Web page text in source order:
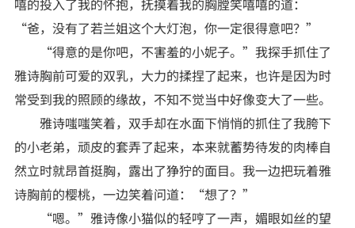
“爸，没有了若兰姐这个大灯泡，你一定很得意吧？”
“得意的是你吧，不害羞的小妮子。”我探手抓住了
雅诗胸前可爱的双乳，大力的揉捏了起来，也许是因为时
常受到我的照顾的缘故，不知不觉当中好像变大了一些。
雅诗嗤嗤笑着，双手却在水面下悄悄的抓住了我胯下
的小老弟，顽皮的套弄了起来，本来就蓄势待发的肉棒自
然立时就昂首挺胸，露出了狰狞的面目。我一边把玩着雅
诗胸前的樱桃，一边笑着问道：“想了？”
“嗯。”雅诗像小猫似的轻哼了一声，媚眼如丝的望